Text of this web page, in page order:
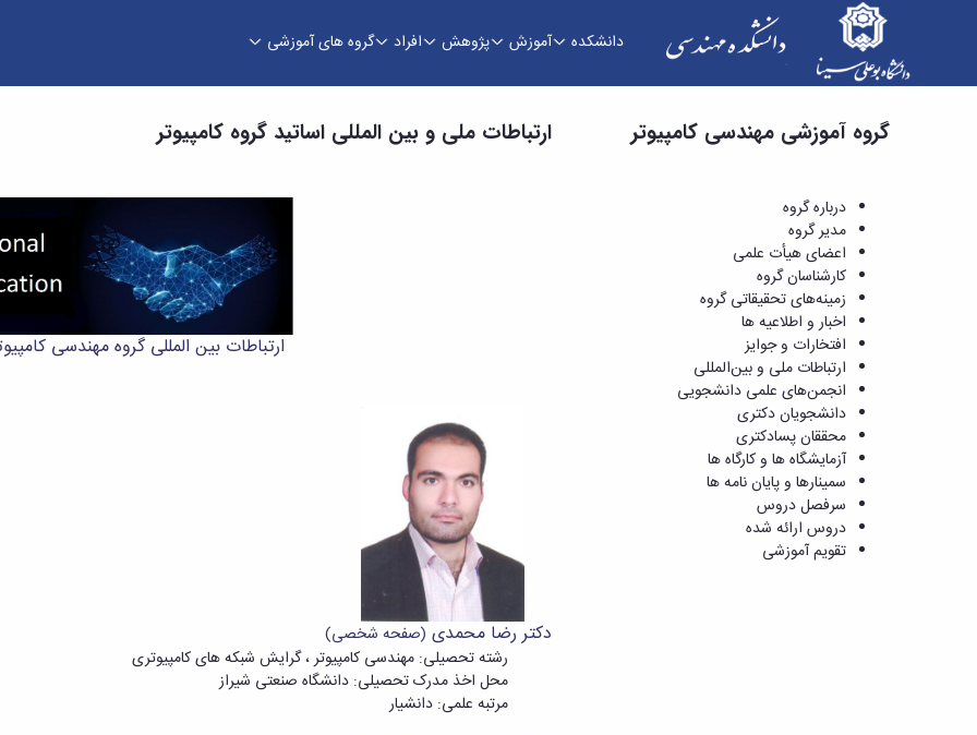
دانشکده آموزش پژوهش افراد گروه های آموزشی
ارتباطات ملی و بین‌المللی - دانشکده فنی و مهندسی
گروه آموزشی مهندسی کامپیوتر
درباره گروه
مدیر گروه
اعضای هیأت علمی
کارشناسان گروه
زمینه‌های تحقیقاتی گروه
اخبار و اطلاعیه ها
افتخارات و جوایز
ارتباطات ملی و بین‌المللی
انجمن‌های علمی دانشجویی
دانشجویان دکتری
محققان پسادکتری
آزمایشگاه ها و کارگاه ها
سمینارها و پایان نامه ها
سرفصل دروس
دروس ارائه شده
تقویم آموزشی
ارتباطات ملی و بین‌ المللی اساتید گروه کامپیوتر
ارتباطات بین المللی گروه مهندسی
دکتر رضا محمدی (صفحه شخصی)
رشته تحصیلی: مهندسی کامپیوتر ، گرایش شبکه های کامپیوتری
محل اخذ مدرک تحصیلی: دانشگاه صنعتی شیراز
مرتبه علمی: دانشیار